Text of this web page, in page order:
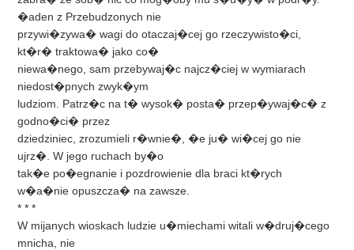
�aden z Przebudzonych nie
przywi�zywa� wagi do otaczaj�cej go rzeczywisto�ci,
kt�r� traktowa� jako co�
niewa�nego, sam przebywaj�c najcz�ciej w wymiarach
niedost�pnych zwyk�ym
ludziom. Patrz�c na t� wysok� posta� przep�ywaj�c� z
godno�ci� przez
dziedziniec, zrozumieli r�wnie�, �e ju� wi�cej go nie
ujrz�. W jego ruchach by�o
tak�e po�egnanie i pozdrowienie dla braci kt�rych
w�a�nie opuszcza� na zawsze.
* * *
W mijanych wioskach ludzie u�miechami witali w�druj�cego
mnicha, nie